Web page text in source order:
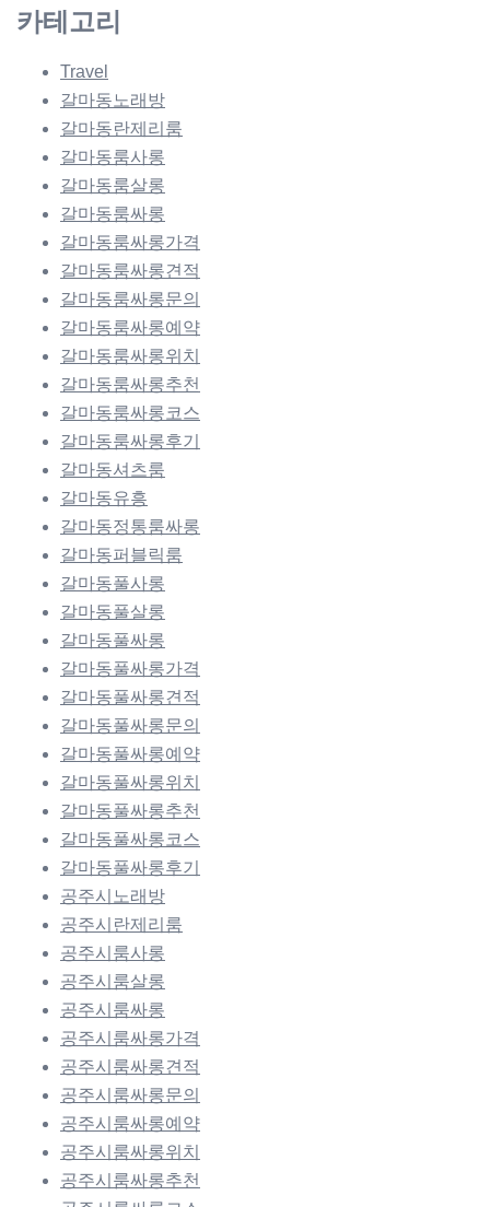
카테고리
Travel
갈마동노래방
갈마동란제리룸
갈마동룸사롱
갈마동룸살롱
갈마동룸싸롱
갈마동룸싸롱가격
갈마동룸싸롱견적
갈마동룸싸롱문의
갈마동룸싸롱예약
갈마동룸싸롱위치
갈마동룸싸롱추천
갈마동룸싸롱코스
갈마동룸싸롱후기
갈마동셔츠룸
갈마동유흥
갈마동정통룸싸롱
갈마동퍼블릭룸
갈마동풀사롱
갈마동풀살롱
갈마동풀싸롱
갈마동풀싸롱가격
갈마동풀싸롱견적
갈마동풀싸롱문의
갈마동풀싸롱예약
갈마동풀싸롱위치
갈마동풀싸롱추천
갈마동풀싸롱코스
갈마동풀싸롱후기
공주시노래방
공주시란제리룸
공주시룸사롱
공주시룸살롱
공주시룸싸롱
공주시룸싸롱가격
공주시룸싸롱견적
공주시룸싸롱문의
공주시룸싸롱예약
공주시룸싸롱위치
공주시룸싸롱추천